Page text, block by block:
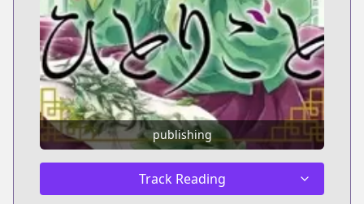
publishing
Track Reading